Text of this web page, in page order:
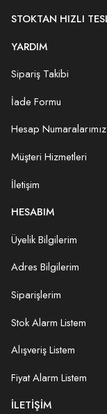
STOKTAN HIZLI
YARDIM
Sipariş Takibi
İade Formu
Hesap Numaralarımız
Müşteri Hizmetleri
İletişim
HESABIM
Üyelik Bilgilerim
Adres Bilgilerim
Siparişlerim
Stok Alarm Listem
Alışveriş Listem
Fiyat Alarm Listem
İLETIŞIM